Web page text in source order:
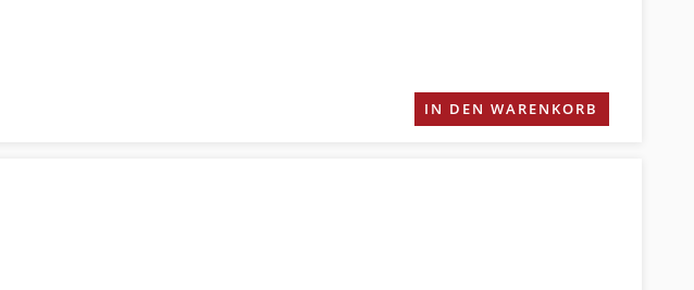
IN DEN WARENKORB